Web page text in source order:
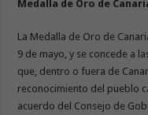
Medalla de Oro de
La Medalla de Oro de
9 de mayo, y se concede a
que, dentro o fuera de
reconocimiento del pueblo
acuerdo del Consejo de